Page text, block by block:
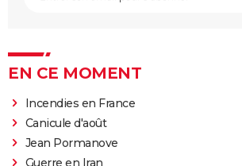
EN CE MOMENT
Incendies en France
Canicule d'août
Jean Pormanove
Guerre en Iran